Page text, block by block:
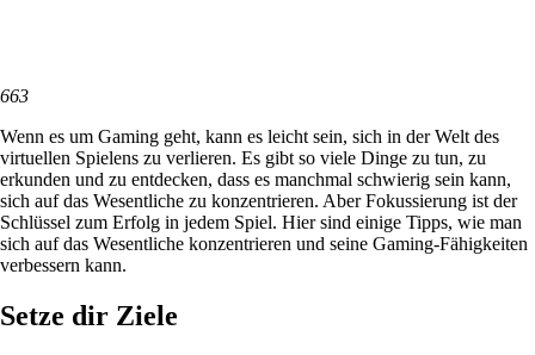
663
Wenn es um Gaming geht, kann es leicht sein, sich in der Welt des
virtuellen Spielens zu verlieren. Es gibt so viele Dinge zu tun, zu
erkunden und zu entdecken, dass es manchmal schwierig sein kann,
sich auf das Wesentliche zu konzentrieren. Aber Fokussierung ist der
Schlüssel zum Erfolg in jedem Spiel. Hier sind einige Tipps, wie man
sich auf das Wesentliche konzentrieren und seine Gaming-Fähigkeiten
verbessern kann.
Setze dir Ziele